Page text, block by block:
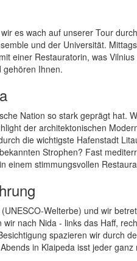
es wach auf unserer Tour
und der Universität.
einer Restauratorin, was
gehören Ihnen.
Nation so stark geprägt hat.
der architektonischen
die wichtigste Hafenstadt
Strophen? Fast
einem stimmungsvollen
Welterbe) und wir
nach Nida - links das Haff,
spazieren wir durch
in Klaipeda isst jeder